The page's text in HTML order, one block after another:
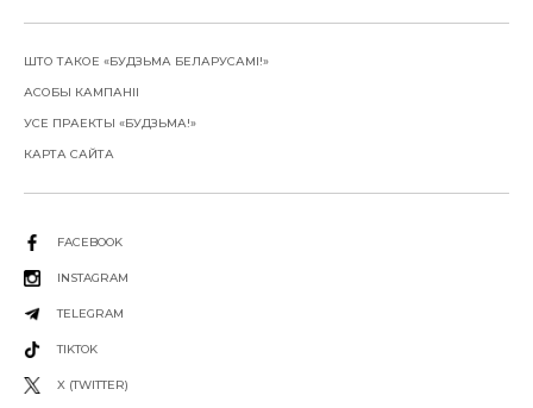
ШТО ТАКОЕ «БУДЗЬМА БЕЛАРУСАМІ!»
АСОБЫ КАМПАНІІ
УСЕ ПРАЕКТЫ «БУДЗЬМА!»
КАРТА САЙТА
FACEBOOK
INSTAGRAM
TELEGRAM
TIKTOK
X (TWITTER)